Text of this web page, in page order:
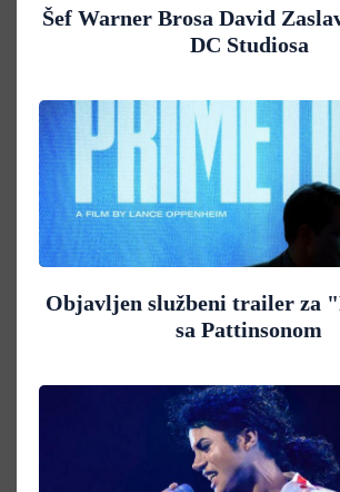
Šef Warner Brosa David
DC Studiosa
Objavljen službeni trailer za
sa Pattinsonom